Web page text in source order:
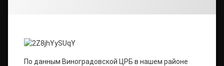
По данным Виноградовской ЦРБ в нашем районе